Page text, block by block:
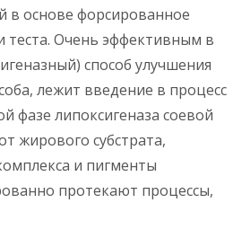
в основе форсированное
теста. Очень эффективным в
способ улучшения
лежит введение в процесс
фазе липоксигеназа соевой
жирового субстрата,
и пигменты
протекают процессы,